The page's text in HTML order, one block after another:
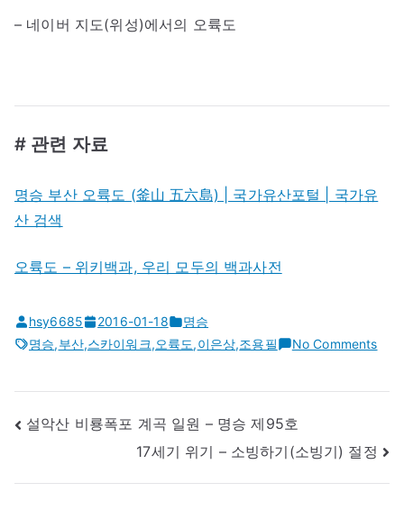
– 네이버 지도(위성)에서의 오륙도
# 관련 자료
명승 부산 오륙도 (釜山 五六島) | 국가유산포털 | 국가유
산 검색
오륙도 – 위키백과, 우리 모두의 백과사전
hsy6685 2016-01-18
명승
명승,부산,스카이워크,오륙도,이은상,조용필 No Commentson
산
도
글
게
설악산 비룡폭포 계곡 일원 – 명승 제95호
17세기 위기 – 소빙하기(소빙기) 절정